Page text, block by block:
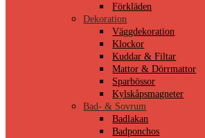
Förkläden
Dekoration
Väggdekoration
Klockor
Kuddar & Filtar
Mattor & Dörrmattor
Sparbössor
Kylskåpsmagneter
Bad- & Sovrum
Badlakan
Badponchos